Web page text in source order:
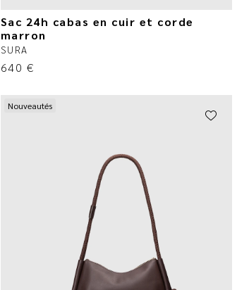
Sac 24h cabas en cuir et corde
marron
SURA
640 €
Nouveautés